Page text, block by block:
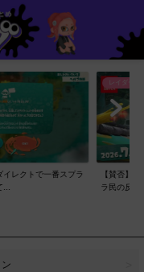
番スプラ
レイダース
【賛否】レイダースダ
ラ民の反応ｗｗｗｗ...